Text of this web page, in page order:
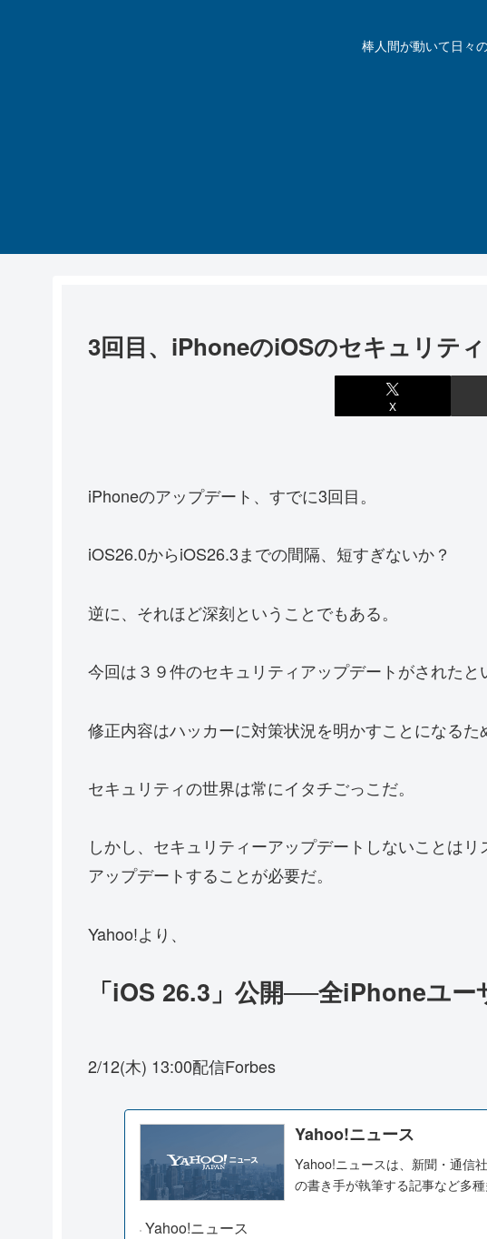
棒人間が動いて日々
3回目、iPhoneのiOSのセキュリテ
X
iPhoneのアップデート、すでに3回目。
iOS26.0からiOS26.3までの間隔、短すぎないか？
逆に、それほど深刻ということでもある。
今回は３９件のセキュリティアップデートがされたと
修正内容はハッカーに対策状況を明かすことになるた
セキュリティの世界は常にイタチごっこだ。
しかし、セキュリティーアップデートしないことは
アップデートすることが必要だ。
Yahoo!より、
「iOS 26.3」公開──全iPhoneユ
2/12(木) 13:00配信Forbes
Yahoo!ニュース
Yahoo!ニュースは、新聞・通信
の書き手が執筆する記事など多
Yahoo!ニュース